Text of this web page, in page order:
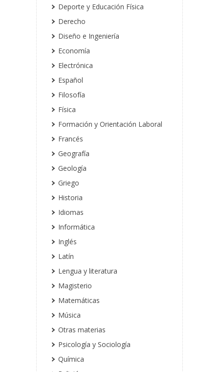
Deporte y Educación Física
Derecho
Diseño e Ingeniería
Economía
Electrónica
Español
Filosofía
Física
Formación y Orientación Laboral
Francés
Geografía
Geología
Griego
Historia
Idiomas
Informática
Inglés
Latín
Lengua y literatura
Magisterio
Matemáticas
Música
Otras materias
Psicología y Sociología
Química